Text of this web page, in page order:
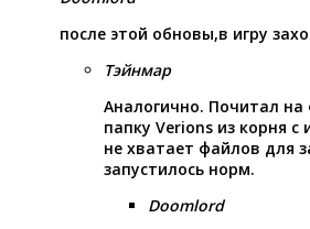
после этой обновы,в игру
Тэйнмар
Аналогично. Почитал
папку Verions из корня
не хватает файлов для
запустилось норм.
Doomlord